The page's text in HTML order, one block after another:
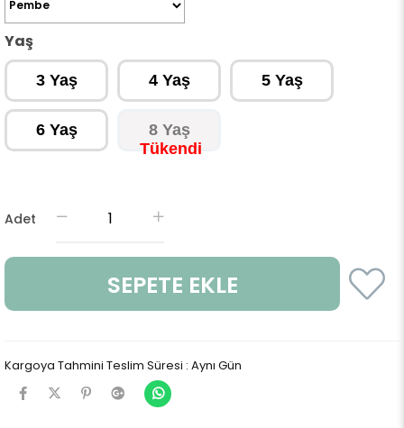
Yaş
3 Yaş 4 Yaş 5 Yaş
6 Yaş 8 Yaş
Adet
Kargoya Tahmini Teslim Süresi : Aynı Gün